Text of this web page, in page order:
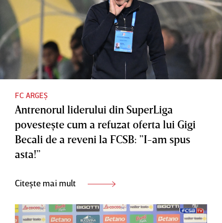
FC ARGEȘ
Antrenorul liderului din SuperLiga
povesteşte cum a refuzat oferta lui Gigi
Becali de a reveni la FCSB: ”I-am spus
asta!”
Citește mai mult